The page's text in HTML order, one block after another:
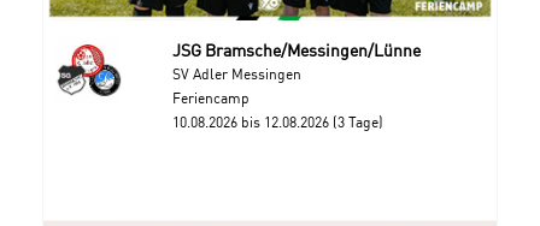
JSG Bramsche/Messingen/Lünne
SV Adler Messingen
Feriencamp
10.08.2026 bis 12.08.2026 (3 Tage)